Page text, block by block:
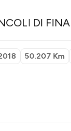
DI
50.207 Km